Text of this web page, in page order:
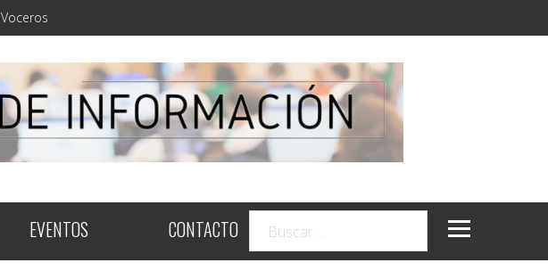
Voceros
EVENTOS CONTACTO